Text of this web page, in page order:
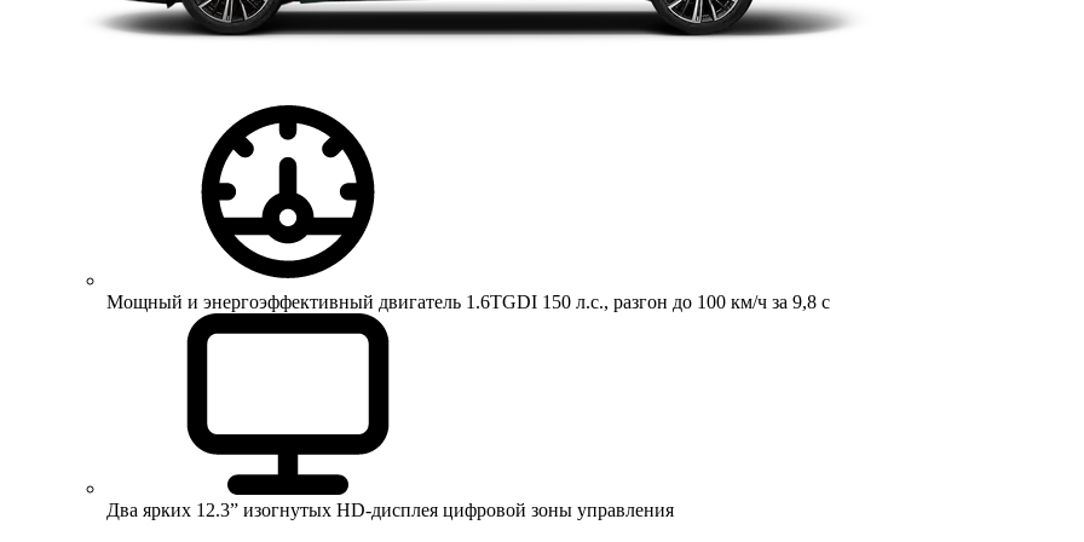
Мощный и энергоэффективный двигатель 1.6TGDI 150 л.с., разгон до 100 км/ч за 9,8 с
Два ярких 12.3” изогнутых HD-дисплея цифровой зоны управления